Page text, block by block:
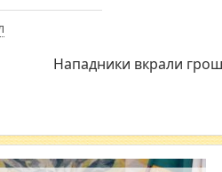
Нападники вкрали